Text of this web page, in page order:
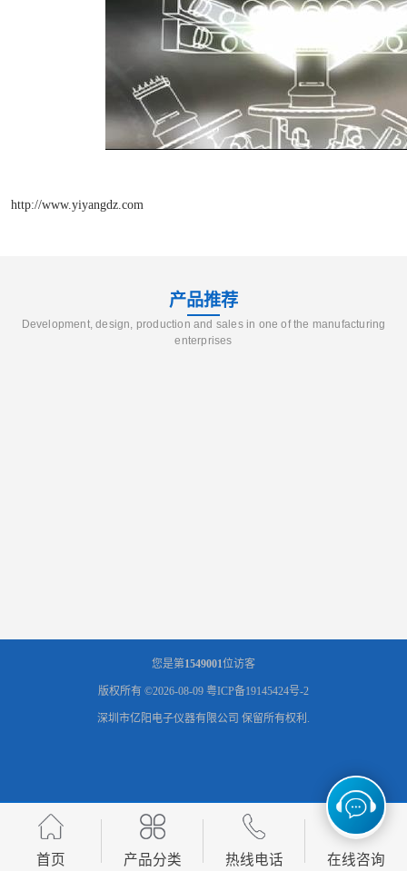
http://www.yiyangdz.com
产品推荐
Development, design, production and sales in one of the manufacturing
enterprises
您是第1549001位访客
版权所有 ©2026-08-09 粤ICP备19145424号-2
深圳市亿阳电子仪器有限公司 保留所有权利.
首页 产品分类 热线电话 在线咨询